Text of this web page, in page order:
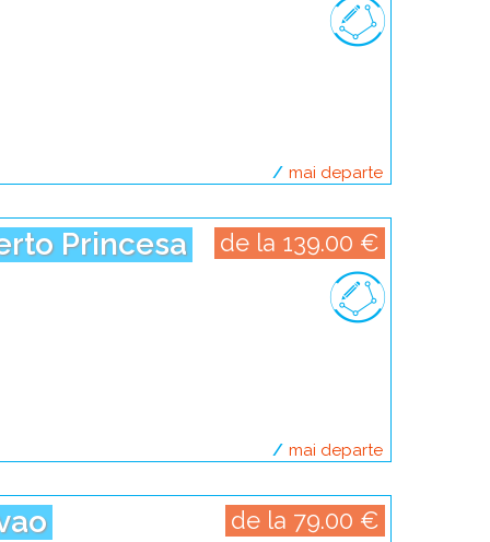
mai departedespre
Princesa de la 139.00 €
mai departedespre
de la 79.00 €